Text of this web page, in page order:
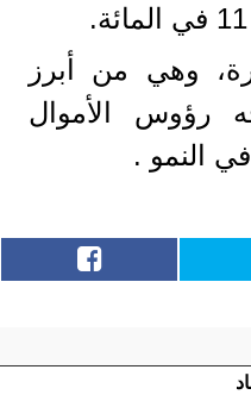
وهي من أبرز
رؤوس الأموال
في النمو .